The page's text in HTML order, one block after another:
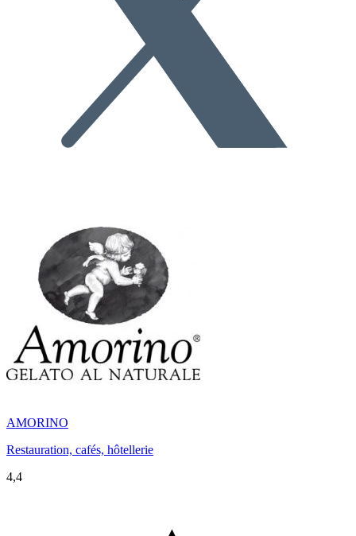
AMORINO
Restauration, cafés, hôtellerie
4,4